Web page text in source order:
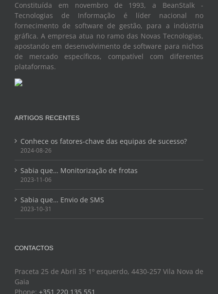
Constituída em novembro de 1993, a BeanStalk -
Tecnologias de Informação é líder nacional no
fornecimento de software de gestão, para a indústria
gráfica. A empresa atua no ramo das Novas Tecnologias,
apostando em desenvolvimento de software para nichos
de mercado específicos, compatível com diferentes
plataformas.
ARTIGOS RECENTES
Conhece os fatores-chave das equipas de sucesso?
2024-08-26
Sabia que… Monitorização de frotas
2023-11-06
Sabia que… Envio de SMS
2023-10-31
CONTACTOS
Praceta 25 de Abril 35 1º esquerdo, 4430-257 Vila Nova de
Gaia
Phone: +351 220 135 551